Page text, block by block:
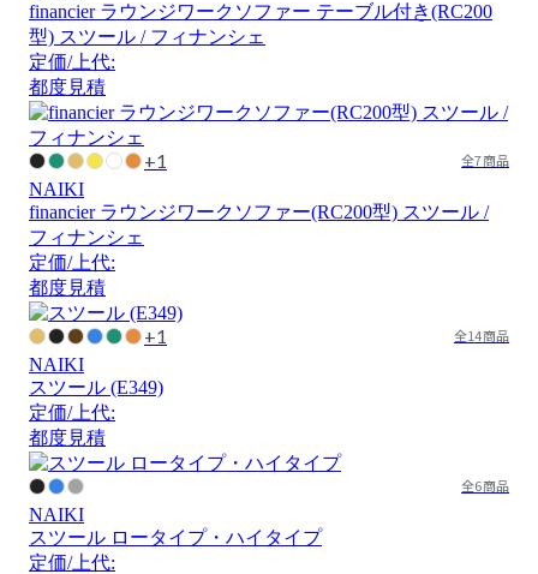
financier ラウンジワークソファー テーブル付き(RC200
型) スツール / フィナンシェ
定価/上代:
都度見積
+1 全7商品
NAIKI
financier ラウンジワークソファー(RC200型) スツール /
フィナンシェ
定価/上代:
都度見積
+1 全14商品
NAIKI
スツール (E349)
定価/上代:
都度見積
全6商品
NAIKI
スツール ロータイプ・ハイタイプ
定価/上代: